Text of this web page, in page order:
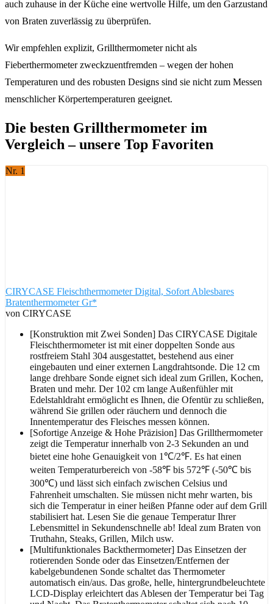
auch zuhause in der Küche eine wertvolle Hilfe, um den Garzustand
von Braten zuverlässig zu überprüfen.
Wir empfehlen explizit, Grillthermometer nicht als
Fieberthermometer zweckzuentfremden – wegen der hohen
Temperaturen und des robusten Designs sind sie nicht zum Messen
menschlicher Körpertemperaturen geeignet.
Die besten Grillthermometer im
Vergleich – unsere Top Favoriten
Nr. 1
CIRYCASE Fleischthermometer Digital, Sofort Ablesbares
Bratenthermometer Gr*
von CIRYCASE
[Konstruktion mit Zwei Sonden] Das CIRYCASE Digitale
Fleischthermometer ist mit einer doppelten Sonde aus
rostfreiem Stahl 304 ausgestattet, bestehend aus einer
eingebauten und einer externen Langdrahtsonde. Die 12 cm
lange drehbare Sonde eignet sich ideal zum Grillen, Kochen,
Braten und mehr. Der 102 cm lange Außenfühler mit
Edelstahldraht ermöglicht es Ihnen, die Ofentür zu schließen,
während Sie grillen oder räuchern und dennoch die
Innentemperatur des Fleisches messen können.
[Sofortige Anzeige & Hohe Präzision] Das Grillthermometer
zeigt die Temperatur innerhalb von 2-3 Sekunden an und
bietet eine hohe Genauigkeit von 1℃/2℉. Es hat einen
weiten Temperaturbereich von -58℉ bis 572℉ (-50℃ bis
300℃) und lässt sich einfach zwischen Celsius und
Fahrenheit umschalten. Sie müssen nicht mehr warten, bis
sich die Temperatur in einer heißen Pfanne oder auf dem Grill
stabilisiert hat. Lesen Sie die genaue Temperatur Ihrer
Lebensmittel in Sekundenschnelle ab! Ideal zum Braten von
Truthahn, Steaks, Grillen, Milch usw.
[Multifunktionales Backthermometer] Das Einsetzen der
rotierenden Sonde oder das Einsetzen/Entfernen der
kabelgebundenen Sonde schaltet das Thermometer
automatisch ein/aus. Das große, helle, hintergrundbeleuchtete
LCD-Display erleichtert das Ablesen der Temperatur bei Tag